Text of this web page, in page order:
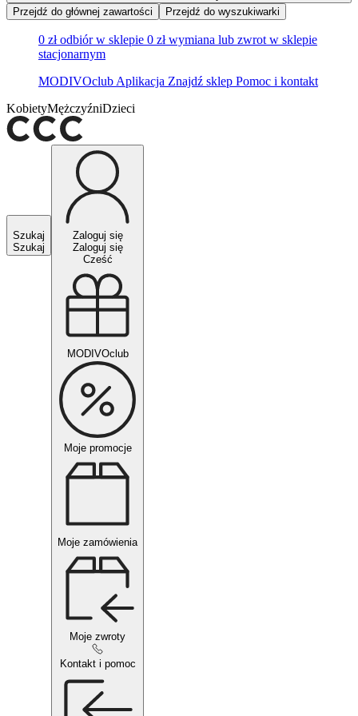
Przejdź do głównej zawartości
Przejdź do wyszukiwarki
0 zł odbiór w sklepie 0 zł wymiana lub zwrot w sklepie
stacjonarnym
MODIVOclub Aplikacja Znajdź sklep Pomoc i kontakt
KobietyMężczyźniDzieci
Szukaj
Szukaj
Zaloguj się
Zaloguj się
Cześć
MODIVOclub
Moje promocje
Moje zamówienia
Moje zwroty
Kontakt i pomoc